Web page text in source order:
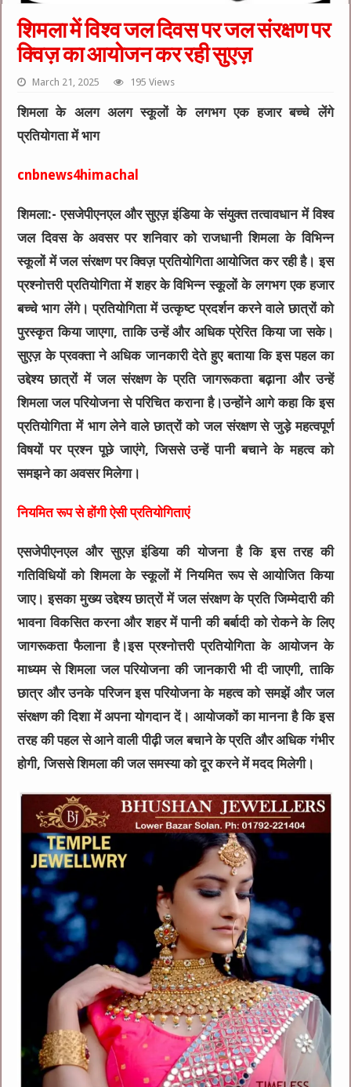
शिमला में विश्व जल दिवस पर जल संरक्षण पर
क्विज़ का आयोजन कर रही सुएज़
March 21, 2025 195 Views
शिमला के अलग अलग स्कूलों के लगभग एक हजार बच्चे लेंगे
प्रतियोगता में भाग
cnbnews4himachal
शिमला:- एसजेपीएनएल और सुएज़ इंडिया के संयुक्त तत्वावधान में विश्व
जल दिवस के अवसर पर शनिवार को राजधानी शिमला के विभिन्न
स्कूलों में जल संरक्षण पर क्विज़ प्रतियोगिता आयोजित कर रही है। इस
प्रश्नोत्तरी प्रतियोगिता में शहर के विभिन्न स्कूलों के लगभग एक हजार
बच्चे भाग लेंगे। प्रतियोगिता में उत्कृष्ट प्रदर्शन करने वाले छात्रों को
पुरस्कृत किया जाएगा, ताकि उन्हें और अधिक प्रेरित किया जा सके।
सुएज़ के प्रवक्ता ने अधिक जानकारी देते हुए बताया कि इस पहल का
उद्देश्य छात्रों में जल संरक्षण के प्रति जागरूकता बढ़ाना और उन्हें
शिमला जल परियोजना से परिचित कराना है।उन्होंने आगे कहा कि इस
प्रतियोगिता में भाग लेने वाले छात्रों को जल संरक्षण से जुड़े महत्वपूर्ण
विषयों पर प्रश्न पूछे जाएंगे, जिससे उन्हें पानी बचाने के महत्व को
समझने का अवसर मिलेगा।
नियमित रूप से होंगी ऐसी प्रतियोगिताएं
एसजेपीएनएल और सुएज़ इंडिया की योजना है कि इस तरह की
गतिविधियों को शिमला के स्कूलों में नियमित रूप से आयोजित किया
जाए। इसका मुख्य उद्देश्य छात्रों में जल संरक्षण के प्रति जिम्मेदारी की
भावना विकसित करना और शहर में पानी की बर्बादी को रोकने के लिए
जागरूकता फैलाना है।इस प्रश्नोत्तरी प्रतियोगिता के आयोजन के
माध्यम से शिमला जल परियोजना की जानकारी भी दी जाएगी, ताकि
छात्र और उनके परिजन इस परियोजना के महत्व को समझें और जल
संरक्षण की दिशा में अपना योगदान दें। आयोजकों का मानना है कि इस
तरह की पहल से आने वाली पीढ़ी जल बचाने के प्रति और अधिक गंभीर
होगी, जिससे शिमला की जल समस्या को दूर करने में मदद मिलेगी।